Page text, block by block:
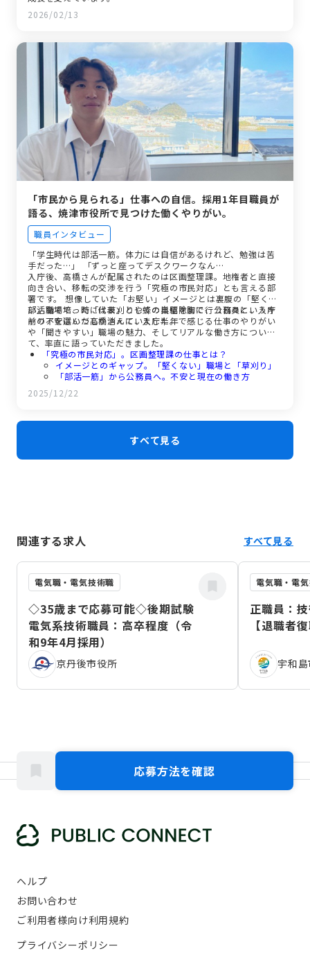
2026/02/13
「市民から見られる」仕事への自信。採用1年目職員が
語る、焼津市役所で見つけた働くやりがい。
職員インタビュー
「学生時代は部活一筋。体力には自信があるけれど、勉強は苦
手だった…」 「ずっと座ってデスクワークなん…
入庁後、高橋さんが配属されたのは区画整理課。地権者と直接
向き合い、移転の交渉を行う「究極の市民対応」とも言える部
署です。 想像していた「お堅い」イメージとは裏腹の「堅くな
い」職場で、時には草刈りや蜂の巣駆除まで行う日々に、入庁
前の不安はいつしか消えていました。
部活動で培った「代表」としての自信を胸に、公務員というキ
ャリアを選んだ高橋さんに、入庁半年で感じる仕事のやりがい
や「聞きやすい」職場の魅力、そしてリアルな働き方につい
て、率直に語っていただきました。
「究極の市民対応」。区画整理課の仕事とは？
イメージとのギャップ。「堅くない」職場と「草刈り」
「部活一筋」から公務員へ。不安と現在の働き方
「代表」としての自信。私が公務員を選んだ理由
面接対策は「カンペなし」。若手職員としての想いと
2025/12/22
すべて見る
関連する求人 すべて見る
電気職・電気技術職
◇35歳まで応募可能◇後期試験
電気系技術職員：高卒程度（令
和9年4月採用）
京丹後市役所
電気職・電
正職員：
【退職者
宇和
応募方法を確認
ヘルプ
お問い合わせ
ご利用者様向け利用規約
プライバシーポリシー